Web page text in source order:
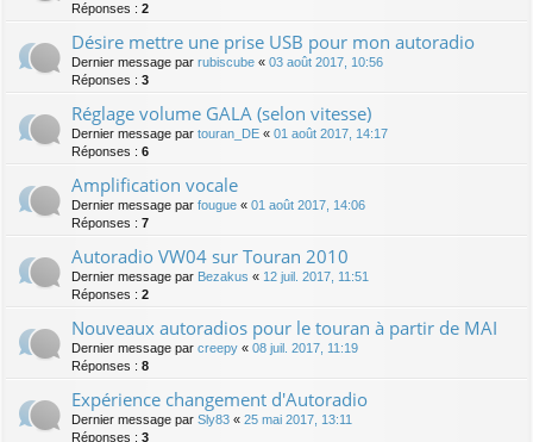
Réponses : 2
Désire mettre une prise USB pour mon autoradio
Dernier message par rubiscube « 03 août 2017, 10:56
Réponses : 3
Réglage volume GALA (selon vitesse)
Dernier message par touran_DE « 01 août 2017, 14:17
Réponses : 6
Amplification vocale
Dernier message par fougue « 01 août 2017, 14:06
Réponses : 7
Autoradio VW04 sur Touran 2010
Dernier message par Bezakus « 12 juil. 2017, 11:51
Réponses : 2
Nouveaux autoradios pour le touran à partir de MAI
Dernier message par creepy « 08 juil. 2017, 11:19
Réponses : 8
Expérience changement d'Autoradio
Dernier message par Sly83 « 25 mai 2017, 13:11
Réponses : 3